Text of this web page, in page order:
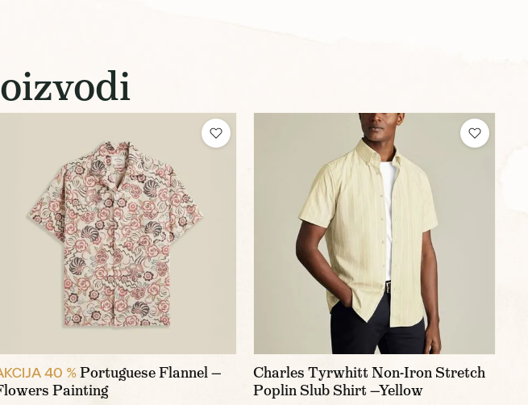
40 %Portuguese Flannel —
Painting
Charles Tyrwhitt Non-Iron Stretch
Poplin Slub Shirt —Yellow